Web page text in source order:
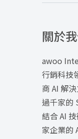
關於
awoo
行銷科技
商 AI 解
過千家的
結合 AI
家企業的